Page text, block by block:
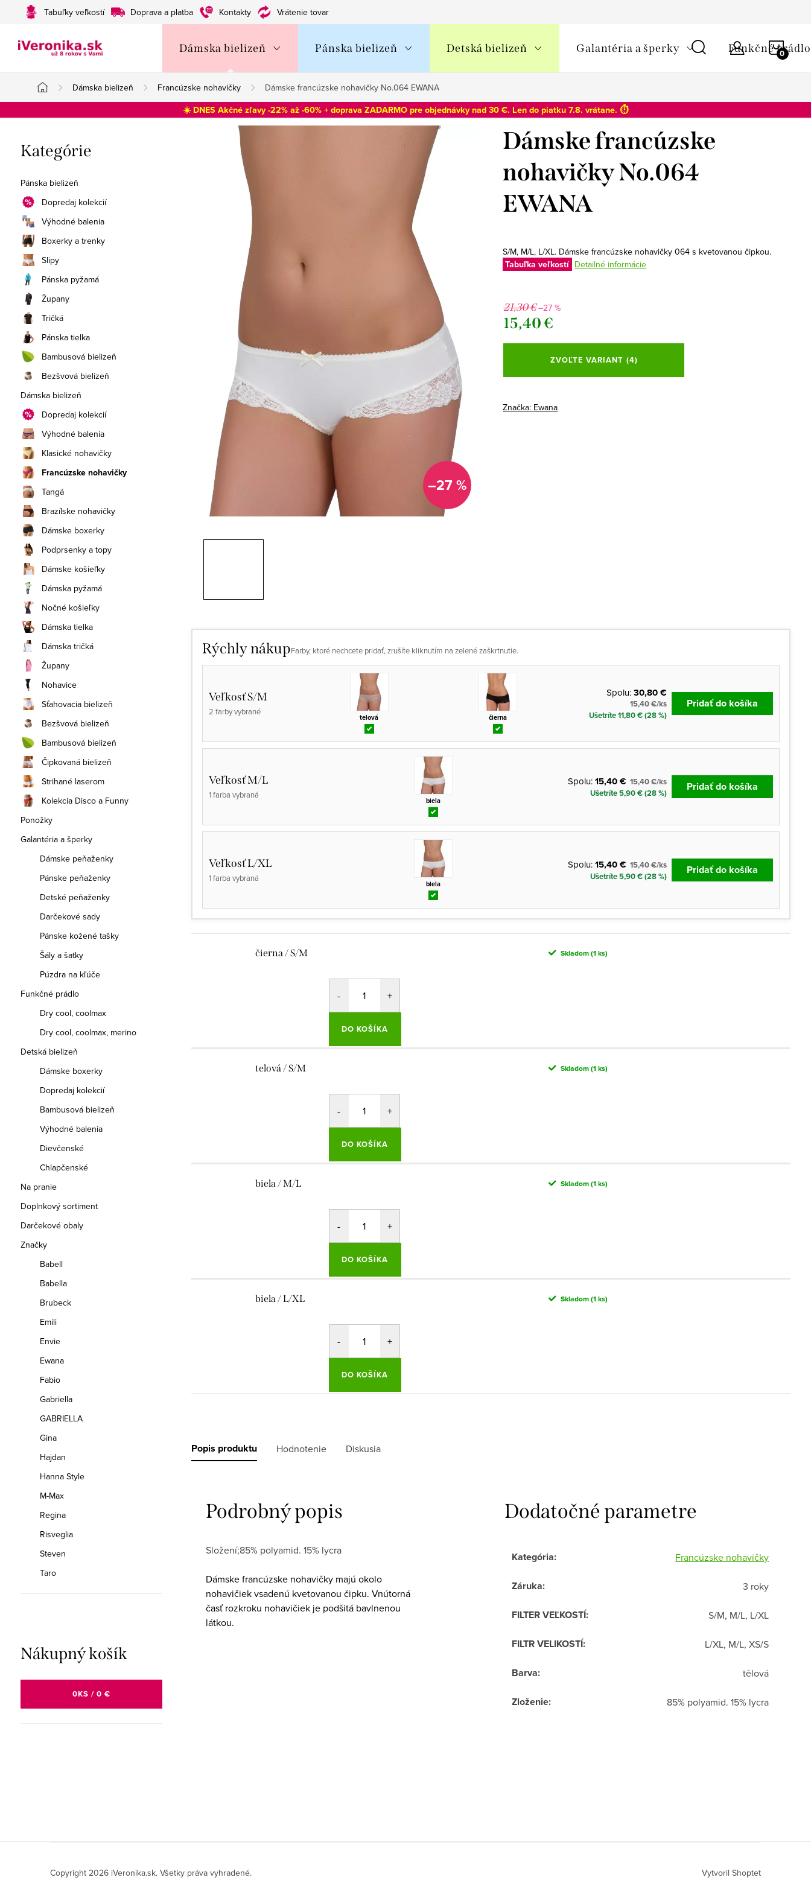
Tabuľky veľkostí Doprava a platba Kontakty Vrátenie tovaru
Dámska bielizeň Pánska bielizeň Detská bielizeň Galantéria a šperky Funkčné prádlo
Domov
Dámska bielizeň Francúzske nohavičky Dámske francúzske nohavičky No.064 EWANA
☀️ DNES Akčné zľavy -22% až -60% + doprava ZADARMO pre objednávky nad 30 €. Len do piatku 7.8. vrátane. ⏱️
o
č
n
ý
p
a
n
e
l
Preskočiť
kategórie
Kategórie
Pánska bielizeň
Dopredaj kolekcií
Výhodné balenia
Boxerky a trenky
Slipy
Pánska pyžamá
Župany
Tričká
Pánska tielka
Bambusová bielizeň
Bezšvová bielizeň
Dámska bielizeň
Dopredaj kolekcií
Výhodné balenia
Klasické nohavičky
Francúzske nohavičky
Tangá
Brazílske nohavičky
Dámske boxerky
Podprsenky a topy
Dámske košieľky
Dámska pyžamá
Nočné košieľky
Dámska tielka
Dámska tričká
Župany
Nohavice
Sťahovacia bielizeň
Bezšvová bielizeň
Bambusová bielizeň
Čipkovaná bielizeň
Strihané laserom
Kolekcia Disco a Funny
Ponožky
Galantéria a šperky
Dámske peňaženky
Pánske peňaženky
Detské peňaženky
Darčekové sady
Pánske kožené tašky
Šály a šatky
Púzdra na kľúče
Funkčné prádlo
Dry cool, coolmax
Dry cool, coolmax, merino
Detská bielizeň
Dámske boxerky
Dopredaj kolekcií
Bambusová bielizeň
Výhodné balenia
Dievčenské
Chlapčenské
Na pranie
Doplnkový sortiment
Darčekové obaly
Značky
Babell
Babella
Brubeck
Emili
Envie
Ewana
Fabio
Gabriella
GABRIELLA
Gina
Hajdan
Hanna Style
M-Max
Regina
Risveglia
Steven
Taro
Nákupný košík
0KS / 0 €
–27 %
Dámske francúzske
nohavičky No.064
EWANA
S/M, M/L, L/XL. Dámske francúzske nohavičky 064 s kvetovanou čipkou.
Tabuľka veľkostí Detailné informácie
21,30 €–27 %
15,40 €
Jednotková
ZVOĽTE VARIANT (4)
Značka: Ewana
Rýchly nákupFarby, ktoré nechcete pridať, zrušíte kliknutím na zelené zaškrtnutie.
Veľkosť S/M
2 farby vybrané
telová čierna
Spolu:30,80 €
15,40 €/ks
Ušetríte 11,80 € (28 %)
Pridať do košíka
Veľkosť M/L
1 farba vybraná
biela
Spolu:15,40 € 15,40 €/ks
Ušetríte 5,90 € (28 %)
Pridať do košíka
Veľkosť L/XL
1 farba vybraná
biela
Spolu:15,40 € 15,40 €/ks
Ušetríte 5,90 € (28 %)
Pridať do košíka
čierna / S/M Skladom(1 ks)
DO KOŠÍKA
telová / S/M Skladom(1 ks)
DO KOŠÍKA
biela / M/L Skladom(1 ks)
DO KOŠÍKA
biela / L/XL Skladom(1 ks)
DO KOŠÍKA
Popis produktu Hodnotenie Diskusia
Podrobný popis
Složení;85% polyamid. 15% lycra
Dámske francúzske nohavičky majú okolo
nohavičiek vsadenú kvetovanou čipku. Vnútorná
časť rozkroku nohavičiek je podšitá bavlnenou
látkou.
Dodatočné parametre
Kategória: Francúzske nohavičky
Záruka: 3 roky
FILTER VEĽKOSTÍ: S/M, M/L, L/XL
FILTR VELIKOSTÍ: L/XL, M/L, XS/S
Barva: tělová
Zloženie: 85% polyamid. 15% lycra
Vytvoril Shoptet
Copyright 2026 iVeronika.sk. Všetky práva vyhradené.